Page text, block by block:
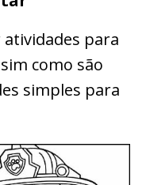
para
como são
simples para